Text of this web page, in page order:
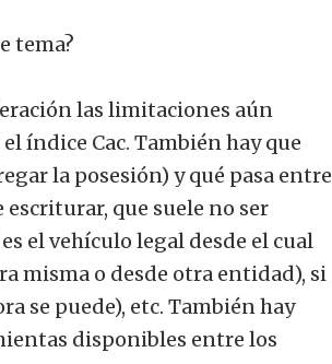
tema?
las limitaciones aún
índice Cac. También hay que
la posesión) y qué pasa entre
que suele no ser
el vehículo legal desde el cual
misma o desde otra entidad), si
se puede), etc. También hay
disponibles entre los